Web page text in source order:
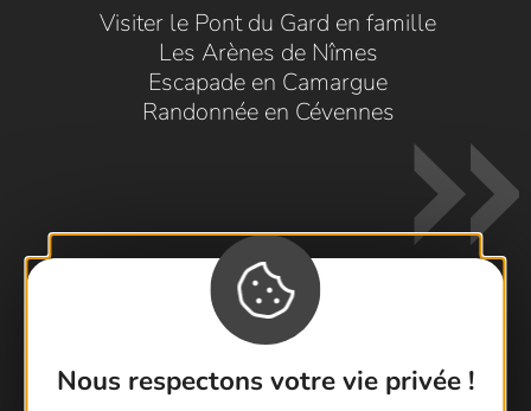
Nous respectons votre vie privée !
Visiter le Pont du Gard en famille
Les Arènes de Nîmes
Escapade en Camargue
Randonnée en Cévennes
Foire aux questions